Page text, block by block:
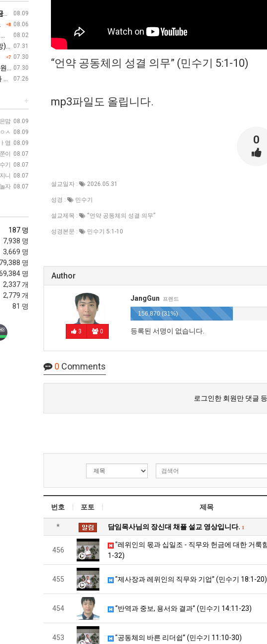
“언약 공동체의 성결 의무” (민수기 5:1-10)
mp3파일도 올립니다.
0
설교일자 : 2026.05.31
성경 : 민수기
설교제목 : “언약 공동체의 성결 의무”
성경본문 : 민수기 5:1-10
Author
3 0
JangGun 프렌드
156,870 (31%)
등록된 서명이 없습니다.
0 Comments
로그인한 회원만 댓글
번호 포토 제목
* 담임목사님의 장신대 채플 설교 영상입니다. 1
456
"레위인의 몫과 십일조 - 직무와 헌금에 대한 거룩
1-32)
455 "제사장과 레위인의 직무와 기업” (민수기 18:1-20)
454 “반역과 중보, 용서와 결과” (민수기 14:11-23)
453 "공동체의 바른 리더쉽” (민수기 11:10-30)
08.09
+8 08.06
08.02
07.31
기
+7 07.30
07.30
.
07.26
+
맘 08.09
ㅅ 08.09
영 08.09
이 08.07
기 08.07
지니 08.07
자 08.07
187 명
7,938 명
3,669 명
79,388 명
명
2,337 개
2,779 개
81 명